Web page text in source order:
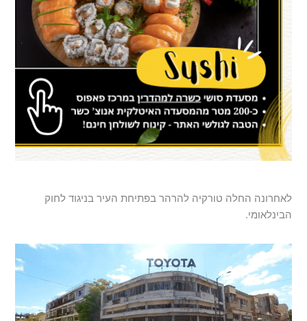
לאחרונה החלה טורקיה להרהר בפתיחת העיר בניגוד לחוק
הבינלאומי.